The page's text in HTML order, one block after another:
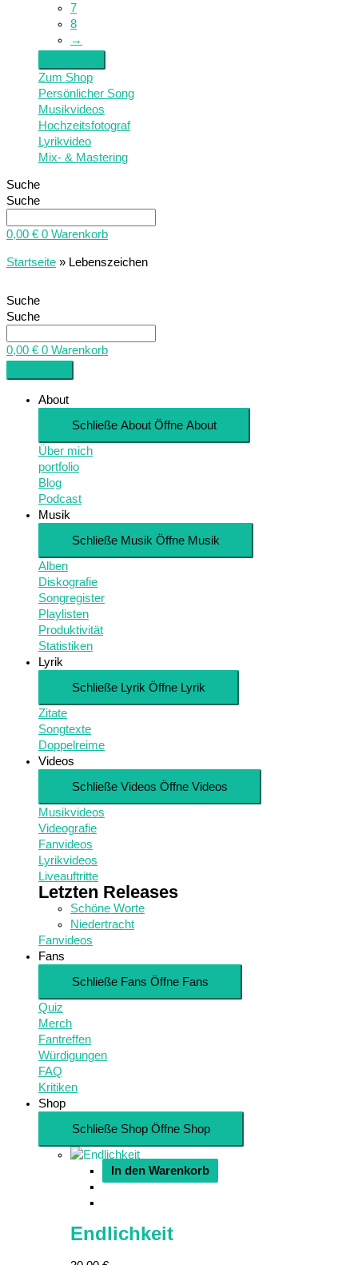
7
8
→
Zum Shop
Persönlicher Song
Musikvideos
Hochzeitsfotograf
Lyrikvideo
Mix- & Mastering
Suche
Suche
0,00 € 0 Warenkorb
Startseite » Lebenszeichen
Suche
Suche
0,00 € 0 Warenkorb
About
Schließe About Öffne About
Über mich
portfolio
Blog
Podcast
Musik
Schließe Musik Öffne Musik
Alben
Diskografie
Songregister
Playlisten
Produktivität
Statistiken
Lyrik
Schließe Lyrik Öffne Lyrik
Zitate
Songtexte
Doppelreime
Videos
Schließe Videos Öffne Videos
Musikvideos
Videografie
Fanvideos
Lyrikvideos
Liveauftritte
Letzten Releases
Schöne Worte
Niedertracht
Fanvideos
Fans
Schließe Fans Öffne Fans
Quiz
Merch
Fantreffen
Würdigungen
FAQ
Kritiken
Shop
Schließe Shop Öffne Shop
In den Warenkorb
Endlichkeit